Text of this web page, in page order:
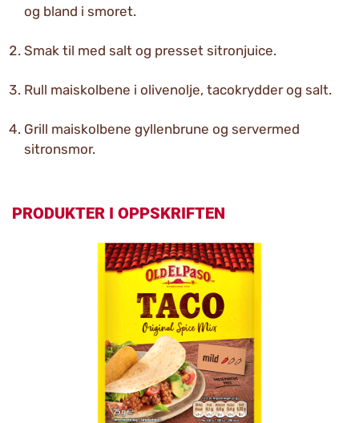
og bland i smoret.
Smak til med salt og presset sitronjuice.
Rull maiskolbene i olivenolje, tacokrydder og salt.
Grill maiskolbene gyllenbrune og servermed
sitronsmor.
PRODUKTER I OPPSKRIFTEN